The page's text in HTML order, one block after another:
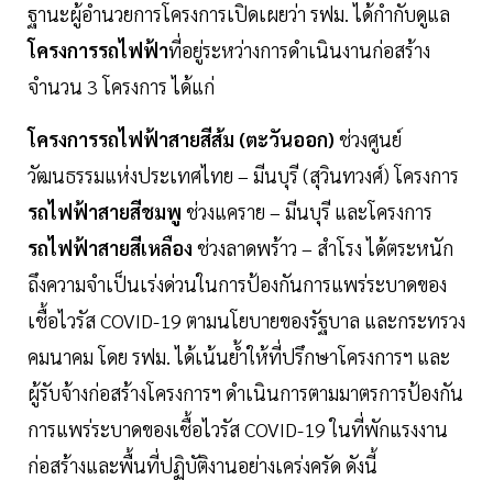
ฐานะผู้อำนวยการโครงการเปิดเผยว่า รฟม. ได้กำกับดูแล
โครงการรถไฟฟ้าที่อยู่ระหว่างการดำเนินงานก่อสร้าง
จำนวน 3 โครงการ ได้แก่
โครงการรถไฟฟ้าสายสีส้ม (ตะวันออก) ช่วงศูนย์
วัฒนธรรมแห่งประเทศไทย – มีนบุรี (สุวินทวงศ์) โครงการ
รถไฟฟ้าสายสีชมพู ช่วงแคราย – มีนบุรี และโครงการ
รถไฟฟ้าสายสีเหลือง ช่วงลาดพร้าว – สำโรง ได้ตระหนัก
ถึงความจำเป็นเร่งด่วนในการป้องกันการแพร่ระบาดของ
เชื้อไวรัส COVID-19 ตามนโยบายของรัฐบาล และกระทรวง
คมนาคม โดย รฟม. ได้เน้นย้ำให้ที่ปรึกษาโครงการฯ และ
ผู้รับจ้างก่อสร้างโครงการฯ ดำเนินการตามมาตรการป้องกัน
การแพร่ระบาดของเชื้อไวรัส COVID-19 ในที่พักแรงงาน
ก่อสร้างและพื้นที่ปฏิบัติงานอย่างเคร่งครัด ดังนี้